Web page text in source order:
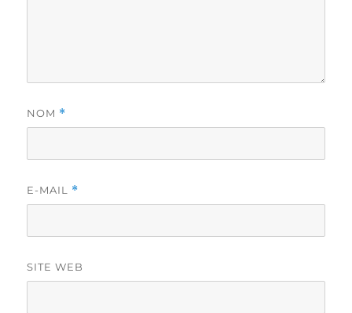
NOM *
E-MAIL *
SITE WEB